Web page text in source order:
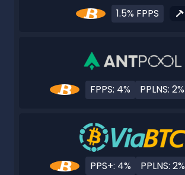
1.5% FPPS
FPPS: 4% PPLNS: 2%
PPS+: 4% PPLNS: 2%